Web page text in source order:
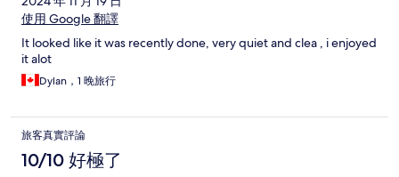
使用 Google 翻譯
It looked like it was recently done, very quiet and clea , i enjoyed
it alot
Dylan，1 晚旅行
旅客真實評論
10/10 好極了